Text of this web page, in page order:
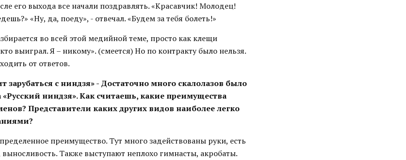
его выхода все начали поздравлять. «Красавчик! Молодец!
«Ну, да, поеду», - отвечал. «Будем за тебя болеть!»
во всей этой медийной теме, просто как клещи
выиграл. Я – никому». (смеется) Но по контракту было нельзя.
от ответов.
зарубаться с ниндзя»- Достаточно много скалолазов было
«Русский ниндзя». Как считаешь, какие преимущества
Представители каких других видов наиболее легко
преимущество. Тут много задействованы руки, есть
Также выступают неплохо гимнасты, акробаты.